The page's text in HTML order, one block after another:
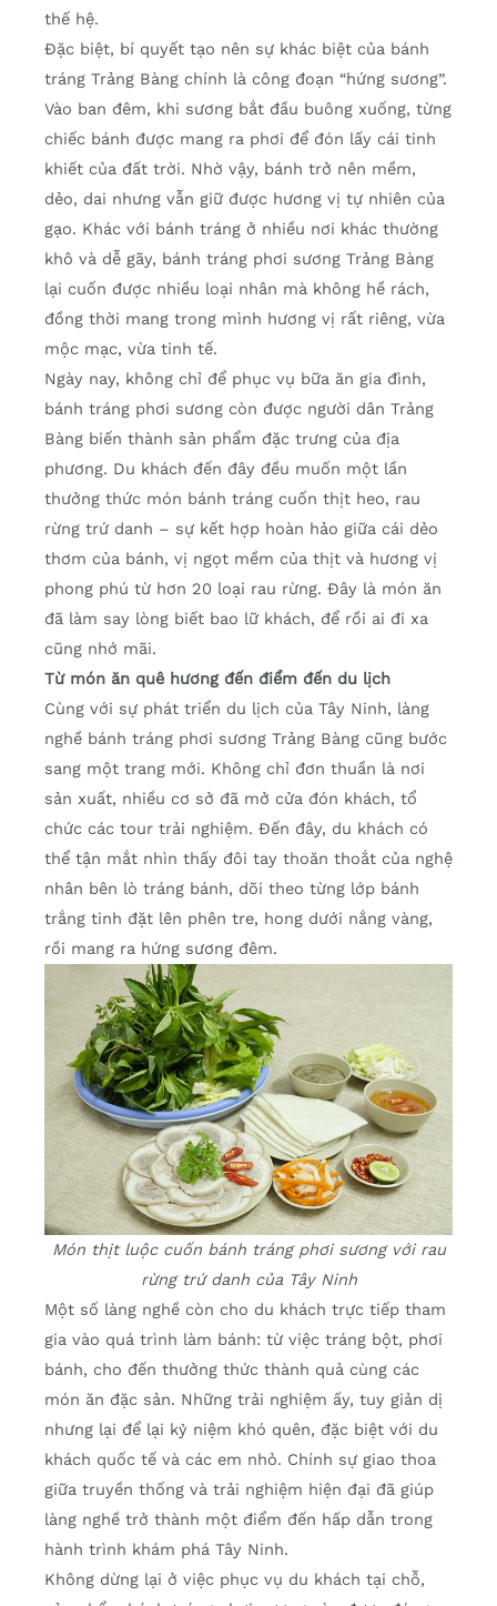
thế hệ.
Đặc biệt, bí quyết tạo nên sự khác biệt của bánh
tráng Trảng Bàng chính là công đoạn “hứng sương”.
Vào ban đêm, khi sương bắt đầu buông xuống, từng
chiếc bánh được mang ra phơi để đón lấy cái tinh
khiết của đất trời. Nhờ vậy, bánh trở nên mềm,
dẻo, dai nhưng vẫn giữ được hương vị tự nhiên của
gạo. Khác với bánh tráng ở nhiều nơi khác thường
khô và dễ gãy, bánh tráng phơi sương Trảng Bàng
lại cuốn được nhiều loại nhân mà không hề rách,
đồng thời mang trong mình hương vị rất riêng, vừa
mộc mạc, vừa tinh tế.
Ngày nay, không chỉ để phục vụ bữa ăn gia đình,
bánh tráng phơi sương còn được người dân Trảng
Bàng biến thành sản phẩm đặc trưng của địa
phương. Du khách đến đây đều muốn một lần
thưởng thức món bánh tráng cuốn thịt heo, rau
rừng trứ danh – sự kết hợp hoàn hảo giữa cái dẻo
thơm của bánh, vị ngọt mềm của thịt và hương vị
phong phú từ hơn 20 loại rau rừng. Đây là món ăn
đã làm say lòng biết bao lữ khách, để rồi ai đi xa
cũng nhớ mãi.
Từ món ăn quê hương đến điểm đến du lịch
Cùng với sự phát triển du lịch của Tây Ninh, làng
nghề bánh tráng phơi sương Trảng Bàng cũng bước
sang một trang mới. Không chỉ đơn thuần là nơi
sản xuất, nhiều cơ sở đã mở cửa đón khách, tổ
chức các tour trải nghiệm. Đến đây, du khách có
thể tận mắt nhìn thấy đôi tay thoăn thoắt của nghệ
nhân bên lò tráng bánh, dõi theo từng lớp bánh
trắng tinh đặt lên phên tre, hong dưới nắng vàng,
rồi mang ra hứng sương đêm.
Món thịt luộc cuốn bánh tráng phơi sương với rau
rừng trứ danh của Tây Ninh
Một số làng nghề còn cho du khách trực tiếp tham
gia vào quá trình làm bánh: từ việc tráng bột, phơi
bánh, cho đến thưởng thức thành quả cùng các
món ăn đặc sản. Những trải nghiệm ấy, tuy giản dị
nhưng lại để lại kỷ niệm khó quên, đặc biệt với du
khách quốc tế và các em nhỏ. Chính sự giao thoa
giữa truyền thống và trải nghiệm hiện đại đã giúp
làng nghề trở thành một điểm đến hấp dẫn trong
hành trình khám phá Tây Ninh.
Không dừng lại ở việc phục vụ du khách tại chỗ,